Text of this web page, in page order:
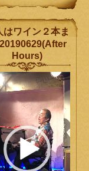
はワイン２本ま
Hours)